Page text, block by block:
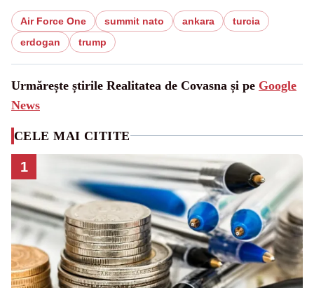
Air Force One summit nato ankara
turcia
erdogan
trump
Urmărește știrile Realitatea de Covasna și pe Google
News
CELE MAI CITITE
1